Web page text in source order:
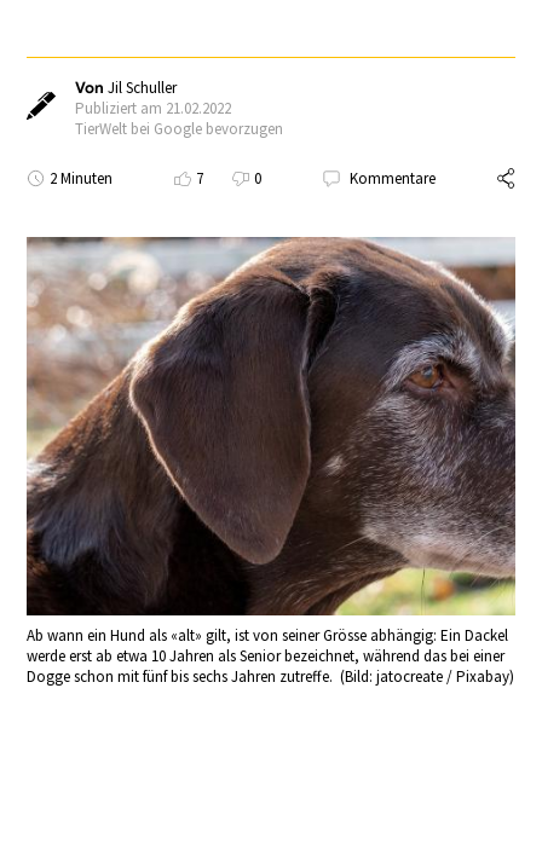
VonJil Schuller
Publiziert am 21.02.2022
TierWelt bei Google bevorzugen
2 Minuten 7 0 Kommentare
Ab wann ein Hund als «alt» gilt, ist von seiner Grösse abhängig: Ein Dackel
werde erst ab etwa 10 Jahren als Senior bezeichnet, während das bei einer
Dogge schon mit fünf bis sechs Jahren zutreffe. (Bild: jatocreate / Pixabay)